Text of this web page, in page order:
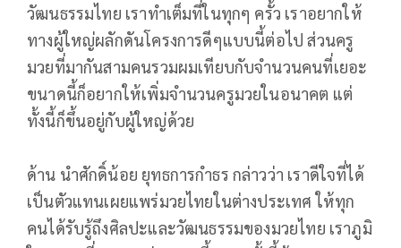
วัฒนธรรมไทย เราทำเต็มที่ในทุกๆ ครั้ว เราอยากให้
ทางผู้ใหญ่ผลักดันโครงการดีๆแบบนี้ต่อไป ส่วนครู
มวยที่มากันสามคนรวมผมเทียบกับจำนวนคนที่เยอะ
ขนาดนี้ก็อยากให้เพิ่มจำนวนครูมวยในอนาคต แต่
ทั้งนี้ก็ขึ้นอยู่กับผู้ใหญ่ด้วย
ด้าน นำศักดิ์น้อย ยุทธการกำธร กล่าวว่า เราดีใจที่ได้
เป็นตัวแทนเผยแพร่มวยไทยในต่างประเทศ ให้ทุก
คนได้รับรู้ถึงศิลปะและวัฒนธรรมของมวยไทย เราภูมิ